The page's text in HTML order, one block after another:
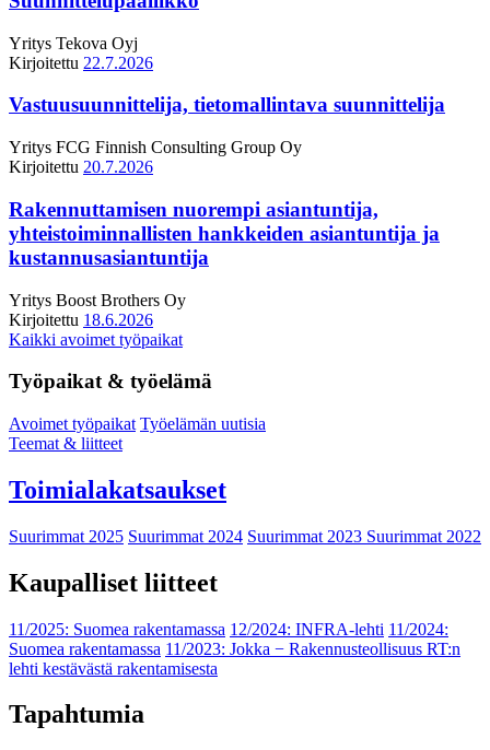
Yritys Tekova Oyj
Kirjoitettu 22.7.2026
Vastuusuunnittelija, tietomallintava suunnittelija
Yritys FCG Finnish Consulting Group Oy
Kirjoitettu 20.7.2026
Rakennuttamisen nuorempi asiantuntija,
yhteistoiminnallisten hankkeiden asiantuntija ja
kustannusasiantuntija
Yritys Boost Brothers Oy
Kirjoitettu 18.6.2026
Kaikki avoimet työpaikat
Työpaikat & työelämä
Avoimet työpaikat Työelämän uutisia
Teemat & liitteet
Toimialakatsaukset
Suurimmat 2025 Suurimmat 2024 Suurimmat 2023 Suurimmat 2022
Kaupalliset liitteet
11/2025: Suomea rakentamassa 12/2024: INFRA-lehti 11/2024:
Suomea rakentamassa 11/2023: Jokka − Rakennusteollisuus RT:n
lehti kestävästä rakentamisesta
Tapahtumia